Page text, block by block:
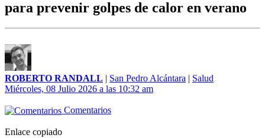
para prevenir golpes de calor en verano
ROBERTO RANDALL | San Pedro Alcántara | Salud
Miércoles, 08 Julio 2026 a las 10:32 am
Comentarios
Enlace copiado